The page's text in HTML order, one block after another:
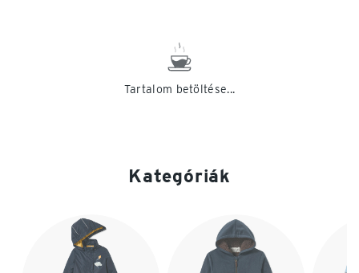
Tartalom betöltése...
Kategóriák